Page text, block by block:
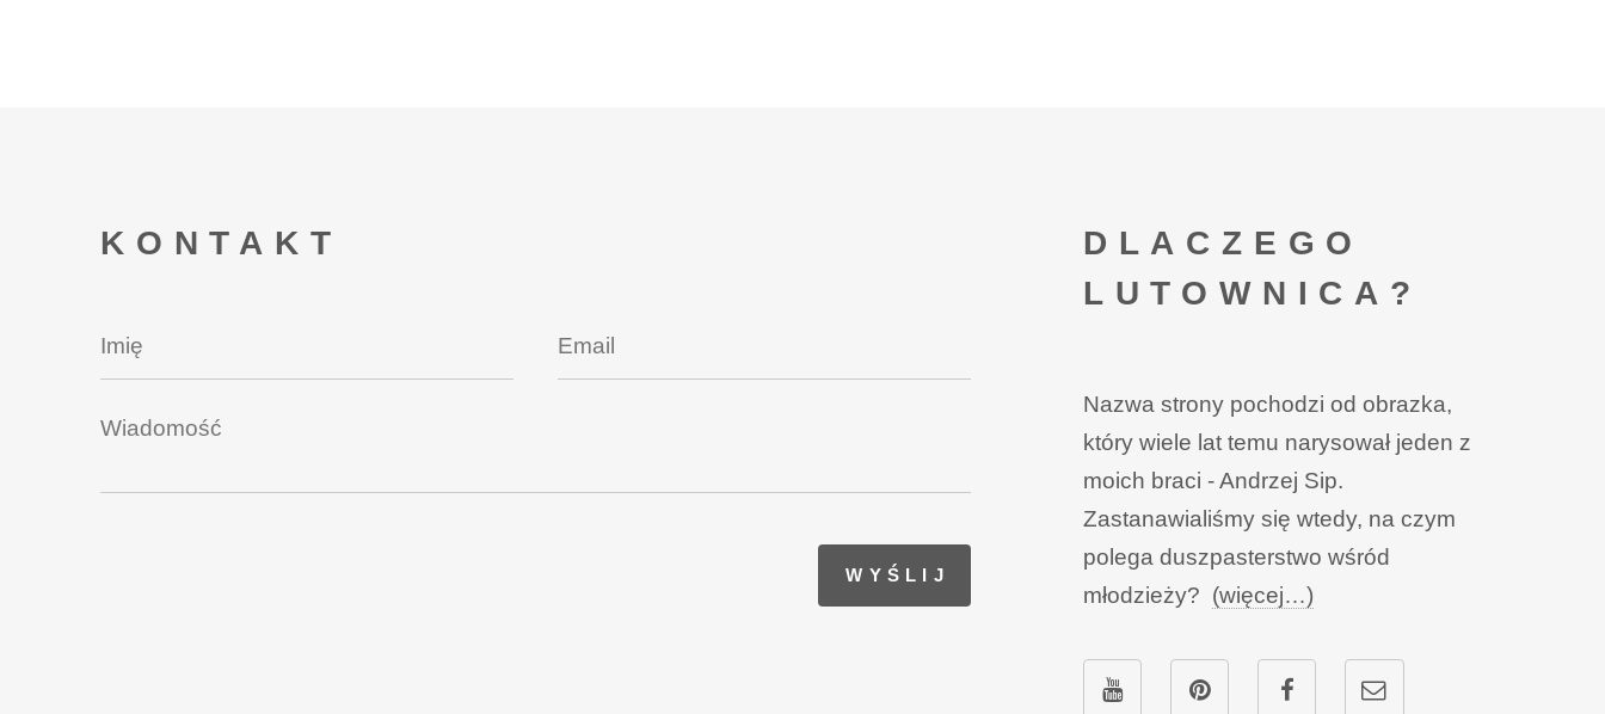
KONTAKT
DLACZEGO
LUTOWNICA?
Nazwa strony pochodzi od obrazka,
który wiele lat temu narysował jeden z
moich braci - Andrzej Sip.
Zastanawialiśmy się wtedy, na czym
polega duszpasterstwo wśród
młodzieży? (więcej…)